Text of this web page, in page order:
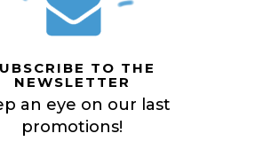
TO THE
NEWSLETTER
an eye on our last
promotions!